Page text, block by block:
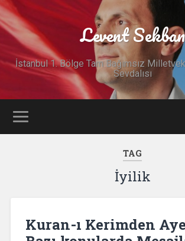
Levent Sekban
İstanbul 1. Bölge Tam Bağımsız
Sevdalısı
TAG
İyilik
Kuran-ı Kerimden